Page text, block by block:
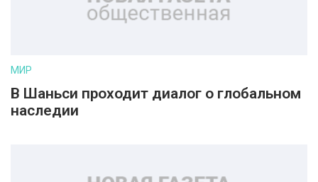
МИР
В Шаньси проходит диалог о глобальном
наследии